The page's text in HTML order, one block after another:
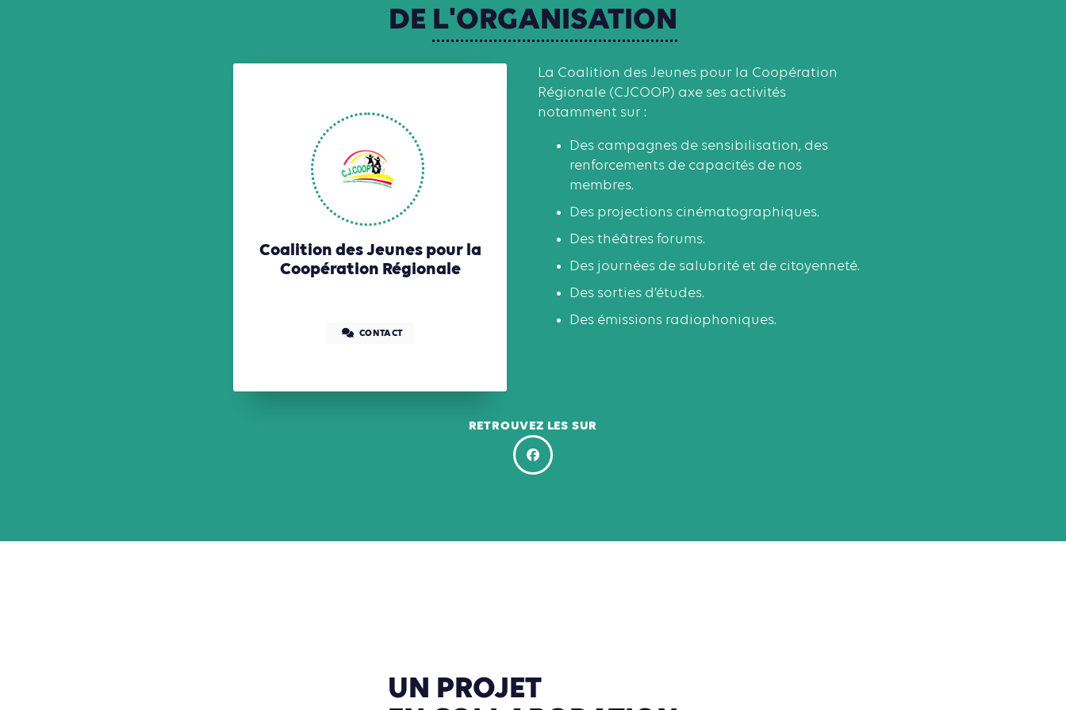
DE L'ORGANISATION
Coalition des Jeunes pour la
Coopération Régionale
CONTACT
La Coalition des Jeunes pour la Coopération
Régionale (CJCOOP) axe ses activités
notamment sur :
Des campagnes de sensibilisation, des
renforcements de capacités de nos
membres.
Des projections cinématographiques.
Des théâtres forums.
Des journées de salubrité et de citoyenneté.
Des sorties d’études.
Des émissions radiophoniques.
RETROUVEZ LES SUR
UN PROJET